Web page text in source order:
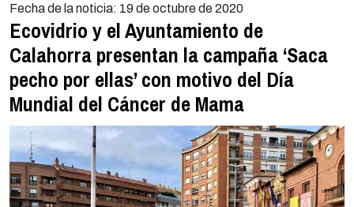
Mama
Fecha de la noticia: 19 de octubre de 2020
Ecovidrio y el Ayuntamiento de
Calahorra presentan la campaña ‘Saca
pecho por ellas’ con motivo del Día
Mundial del Cáncer de Mama